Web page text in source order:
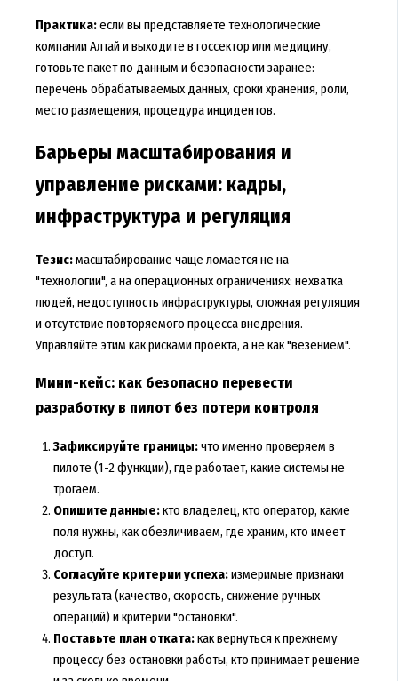
Практика:если вы представляете технологические
компании Алтай и выходите в госсектор или медицину,
готовьте пакет по данным и безопасности заранее:
перечень обрабатываемых данных, сроки хранения, роли,
место размещения, процедура инцидентов.
Барьеры масштабирования и
управление рисками: кадры,
инфраструктура и регуляция
Тезис:масштабирование чаще ломается не на
"технологии", а на операционных ограничениях: нехватка
людей, недоступность инфраструктуры, сложная регуляция
и отсутствие повторяемого процесса внедрения.
Управляйте этим как рисками проекта, а не как "везением".
Мини-кейс: как безопасно перевести
разработку в пилот без потери контроля
Зафиксируйте границы:что именно проверяем в
пилоте (1-2 функции), где работает, какие системы не
трогаем.
Опишите данные:кто владелец, кто оператор, какие
поля нужны, как обезличиваем, где храним, кто имеет
доступ.
Согласуйте критерии успеха:измеримые признаки
результата (качество, скорость, снижение ручных
операций) и критерии "остановки".
Поставьте план отката:как вернуться к прежнему
процессу без остановки работы, кто принимает решение